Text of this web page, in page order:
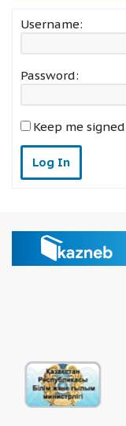
Username:
Password:
Keep me
Log In